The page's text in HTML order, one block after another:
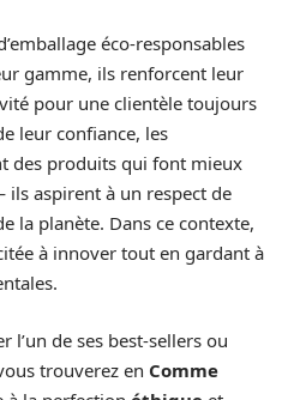
éco-responsables
gamme, ils renforcent leur
pour une clientèle toujours
leur confiance, les
des produits qui font mieux
aspirent à un respect de
la planète. Dans ce contexte,
à innover tout en gardant à
l’un de ses best-sellers ou
trouverez en Comme